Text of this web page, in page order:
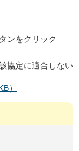
ンをクリック
協定に適合しない
）